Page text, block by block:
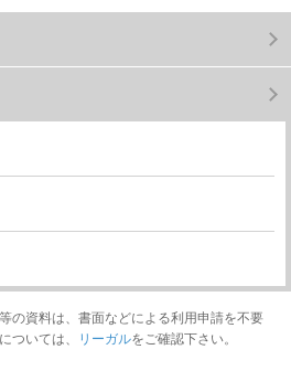
の資料は、書面などによる利用申請を不要
ついては、
リーガルをご確認下さい。